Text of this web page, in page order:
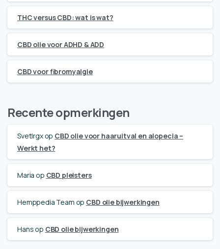
THC versus CBD: wat is wat?
CBD olie voor ADHD & ADD
CBD voor fibromyalgie
Recente opmerkingen
Svetlrgxop CBD olie voor haaruitval en alopecia –
Werkt het?
Maria op CBD pleisters
Hemppedia Team op CBD olie bijwerkingen
Hansop CBD olie bijwerkingen